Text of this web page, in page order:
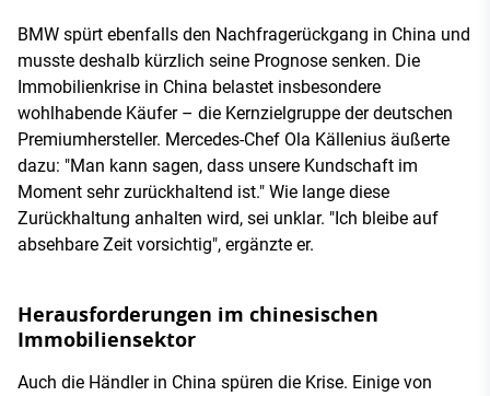
BMW spürt ebenfalls den Nachfragerückgang in China und
musste deshalb kürzlich seine Prognose senken. Die
Immobilienkrise in China belastet insbesondere
wohlhabende Käufer – die Kernzielgruppe der deutschen
Premiumhersteller. Mercedes-Chef Ola Källenius äußerte
dazu: "Man kann sagen, dass unsere Kundschaft im
Moment sehr zurückhaltend ist." Wie lange diese
Zurückhaltung anhalten wird, sei unklar. "Ich bleibe auf
absehbare Zeit vorsichtig", ergänzte er.
Herausforderungen im chinesischen
Immobiliensektor
Auch die Händler in China spüren die Krise. Einige von